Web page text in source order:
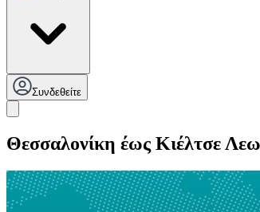
Συνδεθείτε
Θεσσαλονίκη έως Κιέλτσε